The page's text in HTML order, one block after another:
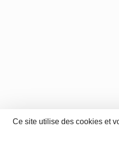
Ce site utilise des cookies et